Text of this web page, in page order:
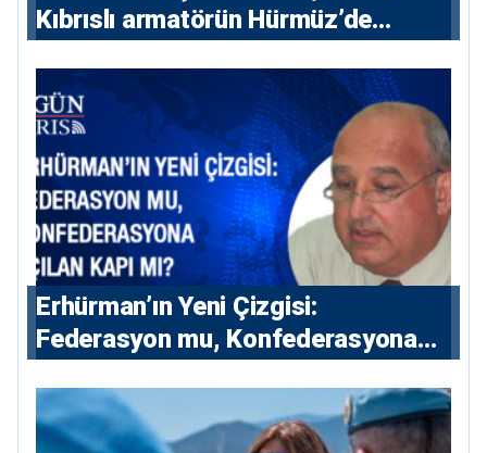
Kıbrıslı armatörün Hürmüz’de
Erhürman’ın Yeni Çizgisi:
Federasyon mu, Konfederasyona